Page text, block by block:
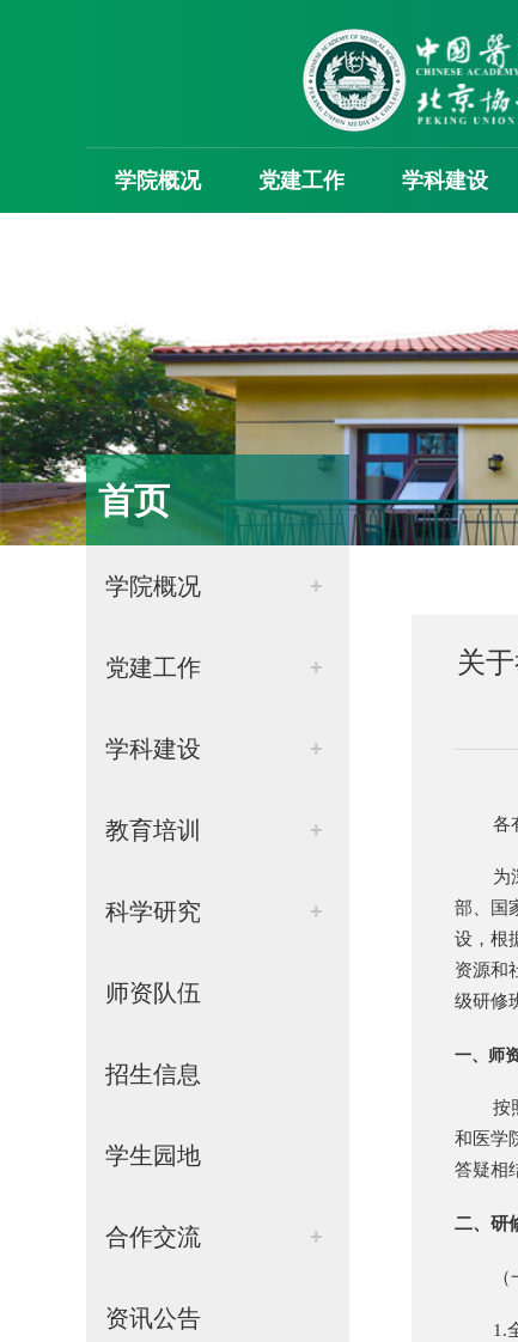
学院概况 党建工作 学科建设
首页
学院概况 +
党建工作 +
学科建设 +
教育培训 +
科学研究 +
师资队伍
招生信息
学生园地
合作交流 +
资讯公告
关
各
为
部、国
设，根
资源和
级研修
一、师
按
和医学
答疑相
二、研
1.